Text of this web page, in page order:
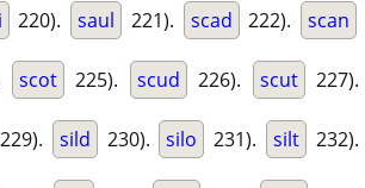
220). saul 221). scad 222). scan
scot 225). scud 226). scut 227).
229). sild 230). silo 231). silt 232).